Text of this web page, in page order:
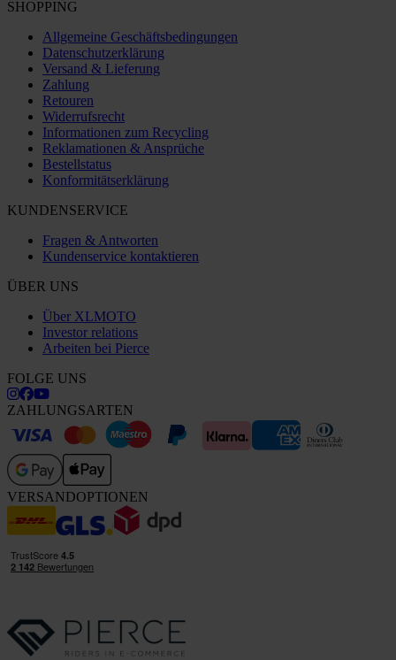
SHOPPING
Allgemeine Geschäftsbedingungen
Datenschutzerklärung
Versand & Lieferung
Zahlung
Retouren
Widerrufsrecht
Informationen zum Recycling
Reklamationen & Ansprüche
Bestellstatus
Konformitätserklärung
KUNDENSERVICE
Fragen & Antworten
Kundenservice kontaktieren
ÜBER UNS
Über XLMOTO
Investor relations
Arbeiten bei Pierce
FOLGE UNS
ZAHLUNGSARTEN
VERSANDOPTIONEN